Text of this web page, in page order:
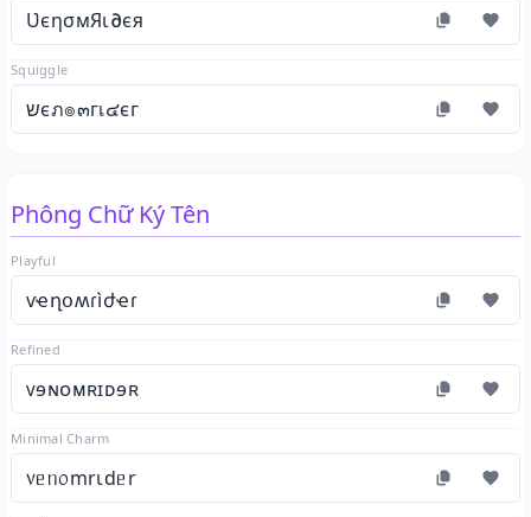
ƲєησмЯι∂єя
Squiggle
שєภ๏๓гเ๔єг
Phông Chữ Ký Tên
Playful
ѵҽղօʍɾìժҽɾ
Refined
ᴠɘɴᴏᴍʀɪᴅɘʀ
Minimal Charm
᥎ᥱᥒ᥆mrιdᥱr